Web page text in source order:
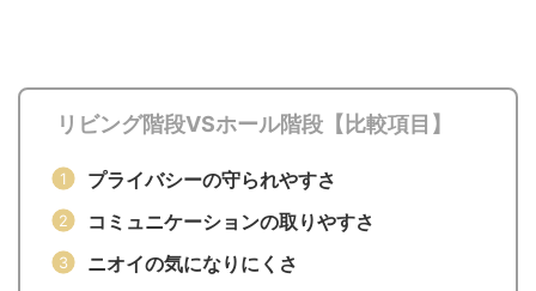
リビング階段VSホール階段【比較項目】
プライバシーの守られやすさ
コミュニケーションの取りやすさ
ニオイの気になりにくさ